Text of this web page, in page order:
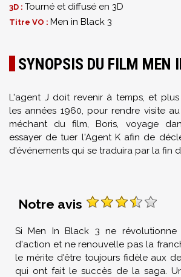
3D : Tourné et diffusé en 3D
Titre VO : Men in Black 3
SYNOPSIS DU FILM MEN
L'agent J doit revenir à temps, et
les années 1960, pour rendre visite
méchant du film, Boris, voyage
essayer de tuer l'Agent K afin de
d'événements qui se traduira par la fin
Notre avis
Si Men In Black 3 ne
d'action et ne renouvelle pas la
le mérite d'être toujours fidèle aux
qui ont fait le succès de la saga.